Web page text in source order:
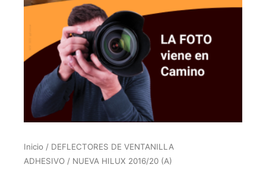
Inicio / DEFLECTORES DE VENTANILLA
ADHESIVO / NUEVA HILUX 2016/20 (A)